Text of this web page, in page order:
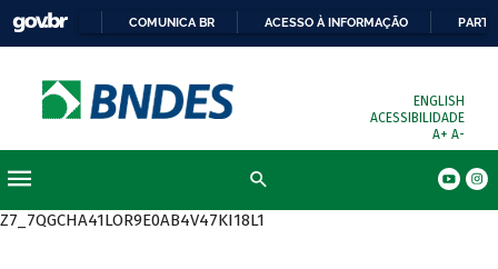
COMUNICA BR ACESSO À INFORMAÇÃO
ENGLISH
ACESSIBILIDADE
A+ A-
Z7_7QGCHA41LOR9E0AB4V47KI18L1